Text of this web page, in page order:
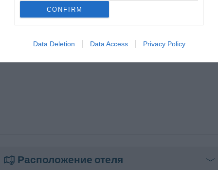
CONFIRM
Data Deletion Data Access Privacy Policy
Impianti:
- Presa fax
- Presa TV
Расположение отеля